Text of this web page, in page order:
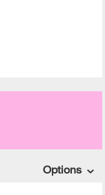
Options